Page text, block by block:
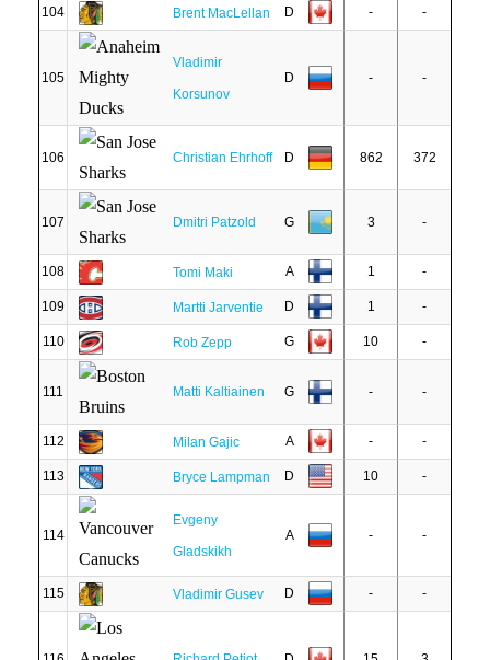
104 Brent MacLellan D - -
105
Vladimir
Korsunov
D - -
106 Christian Ehrhoff D 862 372
107 Dmitri Patzold G 3 -
108 Tomi Maki A 1 -
109 Martti Jarventie D 1 -
110 Rob Zepp G 10 -
111 Matti Kaltiainen G - -
112 Milan Gajic A - -
113 Bryce Lampman D 10 -
114
Evgeny
Gladskikh
A - -
115 Vladimir Gusev D - -